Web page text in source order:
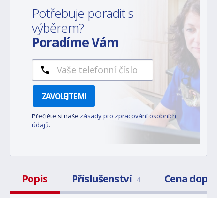
Potřebuje poradit s
výběrem?
Poradíme Vám
ZAVOLEJTE MI
Přečtěte si naše zásady pro zpracování osobních
údajů.
Popis Příslušenství 4 Cena